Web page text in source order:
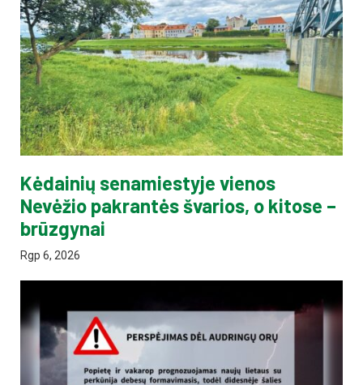
Kėdainių senamiestyje vienos
Nevėžio pakrantės švarios, o kitose –
brūzgynai
Rgp 6, 2026